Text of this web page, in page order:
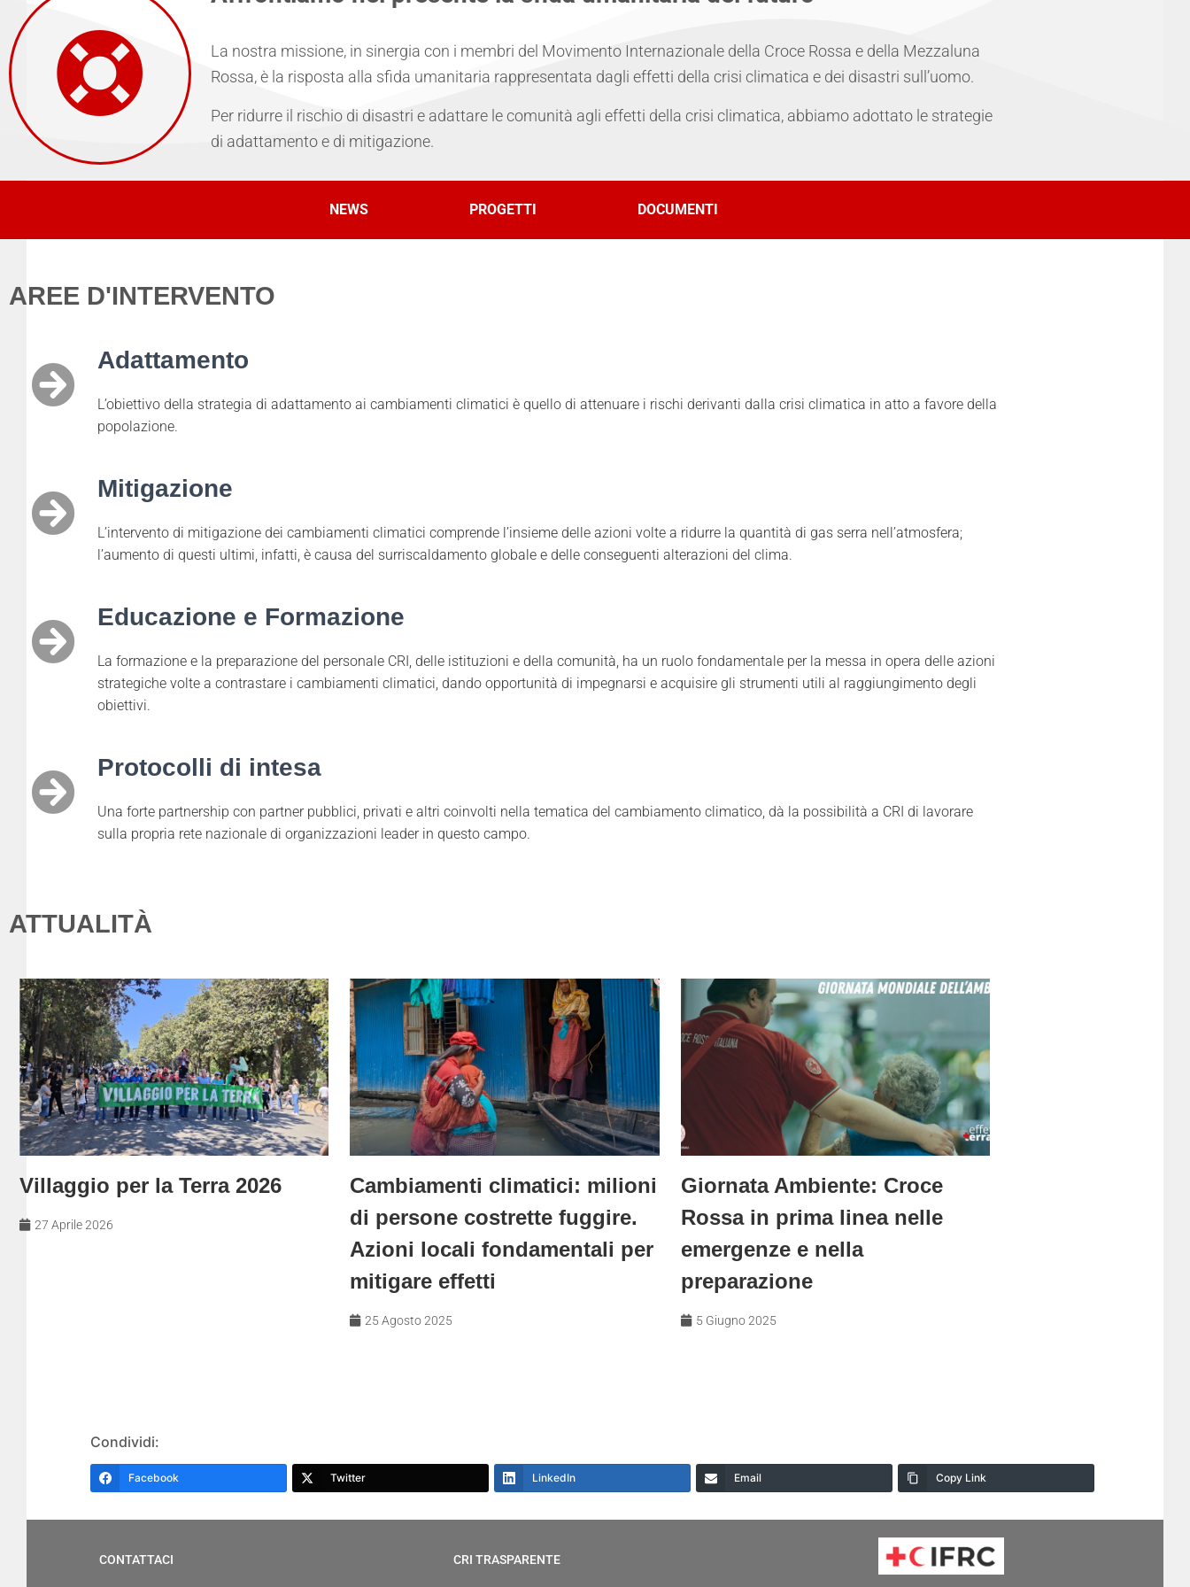
La nostra missione, in sinergia con i membri del Movimento Internazionale della Croce Rossa e della Mezzaluna
Rossa, è la risposta alla sfida umanitaria rappresentata dagli effetti della crisi climatica e dei disastri sull’uomo.
Per ridurre il rischio di disastri e adattare le comunità agli effetti della crisi climatica, abbiamo adottato le strategie
di adattamento e di mitigazione.
NEWS PROGETTI DOCUMENTI
AREE D'INTERVENTO
Adattamento
L’obiettivo della strategia di adattamento ai cambiamenti climatici è quello di attenuare i rischi derivanti dalla crisi climatica in atto a favore della
popolazione.
Mitigazione
L’intervento di mitigazione dei cambiamenti climatici comprende l’insieme delle azioni volte a ridurre la quantità di gas serra nell’atmosfera;
l’aumento di questi ultimi, infatti, è causa del surriscaldamento globale e delle conseguenti alterazioni del clima.
Educazione e Formazione
La formazione e la preparazione del personale CRI, delle istituzioni e della comunità, ha un ruolo fondamentale per la messa in opera delle azioni
strategiche volte a contrastare i cambiamenti climatici, dando opportunità di impegnarsi e acquisire gli strumenti utili al raggiungimento degli
obiettivi.
Protocolli di intesa
Una forte partnership con partner pubblici, privati e altri coinvolti nella tematica del cambiamento climatico, dà la possibilità a CRI di lavorare
sulla propria rete nazionale di organizzazioni leader in questo campo.
ATTUALITÀ
Villaggio per la Terra 2026
27 Aprile 2026
Cambiamenti climatici: milioni
di persone costrette fuggire.
Azioni locali fondamentali per
mitigare effetti
25 Agosto 2025
Giornata Ambiente: Croce
Rossa in prima linea nelle
emergenze e nella
preparazione
5 Giugno 2025
Condividi:
Facebook Twitter LinkedIn Email Copy Link
CONTATTACI CRI TRASPARENTE